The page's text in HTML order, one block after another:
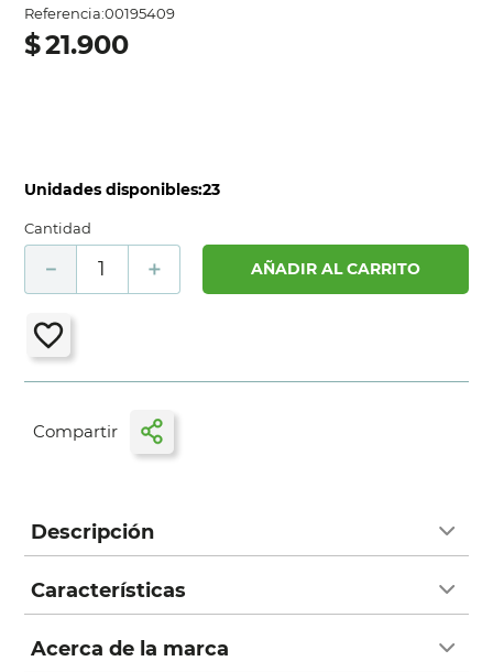
Referencia:00195409
$21.900
Unidades disponibles:23
Cantidad
＋
－ AÑADIR AL CARRITO
Descripción
Características
Acerca de la marca